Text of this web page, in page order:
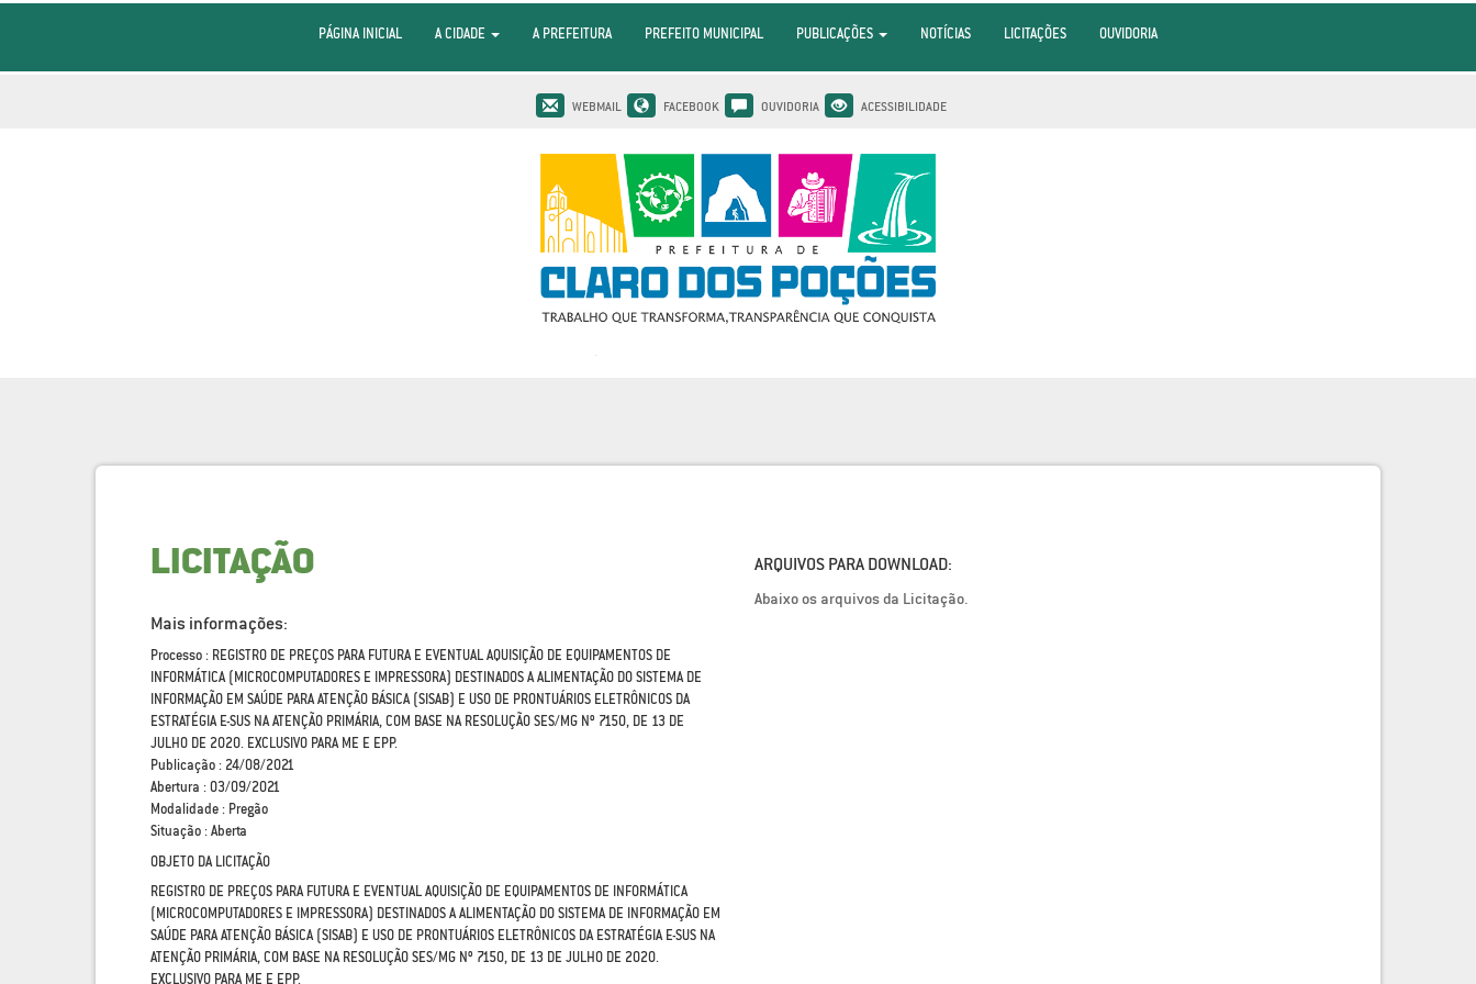
PÁGINA INICIAL A CIDADE A PREFEITURA PREFEITO MUNICIPAL PUBLICAÇÕES NOTÍCIAS LICITAÇÕES OUVIDORIA
WEBMAIL FACEBOOK OUVIDORIA ACESSIBILIDADE
LICITAÇÃO
Mais informações:
Processo : REGISTRO DE PREÇOS PARA FUTURA E EVENTUAL AQUISIÇÃO DE EQUIPAMENTOS DE
INFORMÁTICA (MICROCOMPUTADORES E IMPRESSORA) DESTINADOS A ALIMENTAÇÃO DO SISTEMA DE
INFORMAÇÃO EM SAÚDE PARA ATENÇÃO BÁSICA (SISAB) E USO DE PRONTUÁRIOS ELETRÔNICOS DA
ESTRATÉGIA E-SUS NA ATENÇÃO PRIMÁRIA, COM BASE NA RESOLUÇÃO SES/MG Nº 7150, DE 13 DE
JULHO DE 2020. EXCLUSIVO PARA ME E EPP.
Publicação : 24/08/2021
Abertura : 03/09/2021
Modalidade : Pregão
Situação : Aberta
OBJETO DA LICITAÇÃO
REGISTRO DE PREÇOS PARA FUTURA E EVENTUAL AQUISIÇÃO DE EQUIPAMENTOS DE INFORMÁTICA
(MICROCOMPUTADORES E IMPRESSORA) DESTINADOS A ALIMENTAÇÃO DO SISTEMA DE INFORMAÇÃO EM
SAÚDE PARA ATENÇÃO BÁSICA (SISAB) E USO DE PRONTUÁRIOS ELETRÔNICOS DA ESTRATÉGIA E-SUS NA
ATENÇÃO PRIMÁRIA, COM BASE NA RESOLUÇÃO SES/MG Nº 7150, DE 13 DE JULHO DE 2020.
EXCLUSIVO PARA ME E EPP.
ARQUIVOS PARA DOWNLOAD:
Abaixo os arquivos da Licitação.